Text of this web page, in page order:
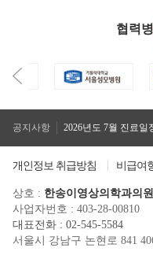
협력
공지사항
2026년도 8월 진료일
2026년도 7월 진료일
2026년도 8월 진료일
개인정보 취급방침 비급여
상호 : 한송이영상의학과의원
사업자번호 : 403-28-00810
대표전화 : 02-545-5584
서울시 강남구 논현로 841